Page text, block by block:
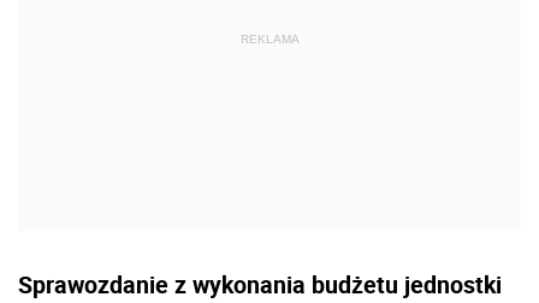
Sprawozdanie z wykonania budżetu jednostki